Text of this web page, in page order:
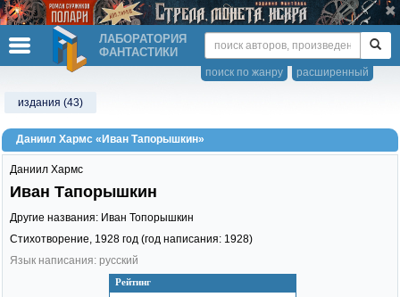
ЛАБОРАТОРИЯ
ФАНТАСТИКИ
расширенный
поиск по жанру
издания (43)
Даниил Хармс «Иван Тапорышкин»
Рейтинг
Даниил Хармс
Иван Тапорышкин
Другие названия: Иван Топорышкин
Стихотворение, 1928 год (год написания: 1928)
Язык написания: русский